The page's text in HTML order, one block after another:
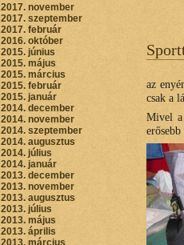
az
csak a
Mivel a
2017. november
2017. szeptember
2017. február
2016. október
2015. június
2015. május
2015. március
2015. február
2015. január
2014. december
2014. november
2014. szeptember
2014. augusztus
2014. július
2014. január
2013. december
2013. november
2013. augusztus
2013. július
2013. május
2013. április
2013. március